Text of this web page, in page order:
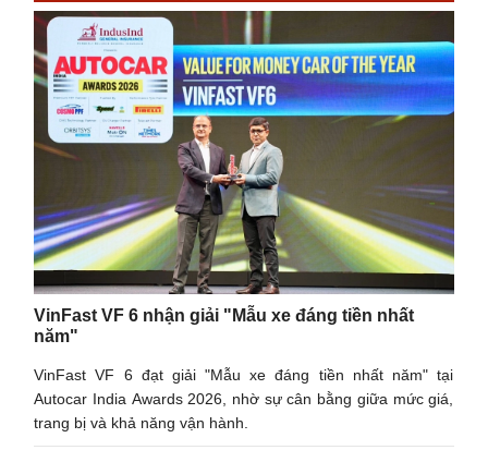
VinFast VF 6 nhận giải "Mẫu xe đáng tiền nhất
năm"
VinFast VF 6 đạt giải "Mẫu xe đáng tiền nhất năm" tại
Autocar India Awards 2026, nhờ sự cân bằng giữa mức giá,
trang bị và khả năng vận hành.